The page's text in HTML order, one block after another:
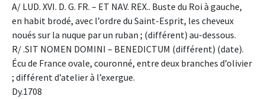
A/ LUD. XVI. D. G. FR. – ET NAV. REX.. Buste du Roi à gauche,
en habit brodé, avec l’ordre du Saint-Esprit, les cheveux
noués sur la nuque par un ruban ; (différent) au-dessous.
R/ .SIT NOMEN DOMINI – BENEDICTUM (différent) (date).
Écu de France ovale, couronné, entre deux branches d’olivier
; différent d’atelier à l’exergue.
Dy.1708